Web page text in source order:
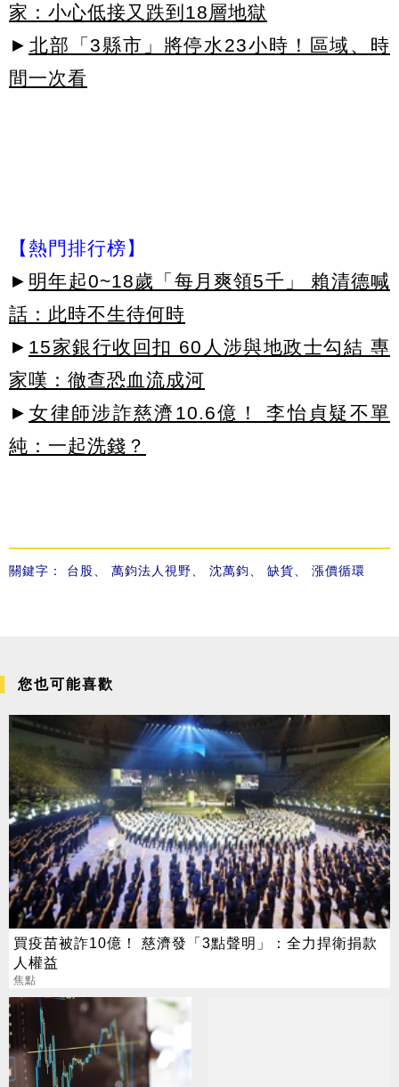
家：小心低接又跌到18層地獄
► 北部「3縣市」將停水23小時！區域、時
間一次看
【熱門排行榜】
► 明年起0~18歲「每月爽領5千」 賴清德喊
話：此時不生待何時
► 15家銀行收回扣 60人涉與地政士勾結 專
家嘆：徹查恐血流成河
► 女律師涉詐慈濟10.6億！ 李怡貞疑不單
純：一起洗錢？
關鍵字： 台股、 萬鈞法人視野、 沈萬鈞、 缺貨、 漲價循環
您也可能喜歡
買疫苗被詐10億！ 慈濟發「3點聲明」：全力捍衛捐款
人權益
焦點